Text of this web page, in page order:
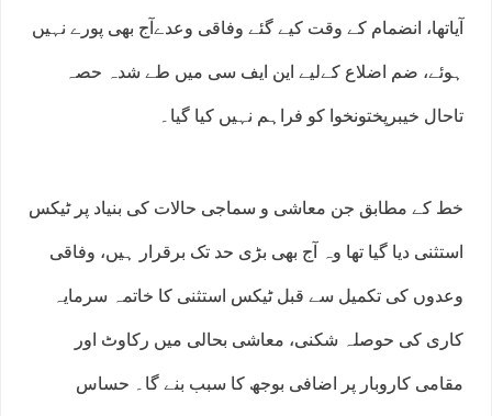
آیاتھا، انضمام کے وقت کیے گئے وفاقی وعدےآج بھی پورے نہیں
ہوئے، ضم اضلاع کےلیے این ایف سی میں طے شدہ حصہ
تاحال خیبرپختونخوا کو فراہم نہیں کیا گیا۔
خط کے مطابق جن معاشی و سماجی حالات کی بنیاد پر ٹیکس
استثنی دیا گیا تھا وہ آج بھی بڑی حد تک برقرار ہیں، وفاقی
وعدوں کی تکمیل سے قبل ٹیکس استثنی کا خاتمہ سرمایہ
کاری کی حوصلہ شکنی، معاشی بحالی میں رکاوٹ اور
مقامی کاروبار پر اضافی بوجھ کا سبب بنے گا۔ حساس